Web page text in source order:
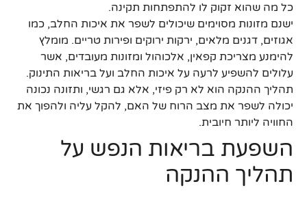
כל מה שהוא זקוק לו להתפתחות תקינה.
ישנם מזונות מסוימים שיכולים לשפר את איכות החלב, כמו
אגוזים, דגנים מלאים, ירקות ירוקים ופירות טריים. מומלץ
להימנע מצריכת קפאין, אלכוהול ומזונות מעובדים, אשר
עלולים להשפיע לרעה על איכות החלב ועל בריאות התינוק.
תהליך ההנקה הוא לא רק פיזי, אלא גם רגשי, ותזונה נכונה
יכולה לשפר את מצב הרוח של האם, להקל עליה ולהפוך את
החוויה ליותר חיובית.
השפעת בריאות הנפש על
תהליך ההנקה